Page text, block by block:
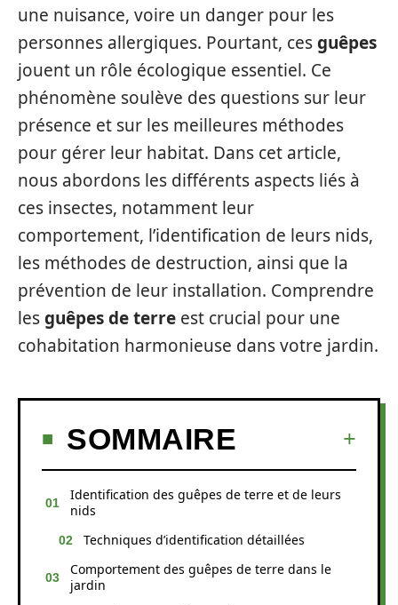
une nuisance, voire un danger pour les
personnes allergiques. Pourtant, cesguêpes
jouent un rôle écologique essentiel. Ce
phénomène soulève des questions sur leur
présence et sur les meilleures méthodes
pour gérer leur habitat. Dans cet article,
nous abordons les différents aspects liés à
ces insectes, notamment leur
comportement, l’identification de leurs nids,
les méthodes de destruction, ainsi que la
prévention de leur installation. Comprendre
lesguêpes de terre est crucial pour une
cohabitation harmonieuse dans votre jardin.
SOMMAIRE
Identification des guêpes de terre et de leurs
nids
Techniques d’identification détaillées
Comportement des guêpes de terre dans le
jardin